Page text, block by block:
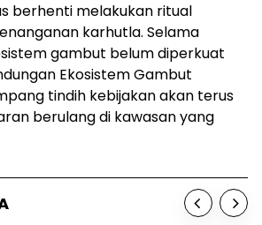
berhenti melakukan ritual
karhutla. Selama
gambut belum diperkuat
Ekosistem Gambut
tindih kebijakan akan terus
berulang di kawasan yang